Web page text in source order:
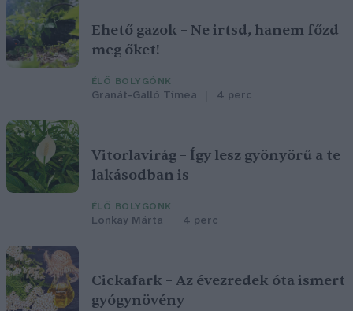
Ehető gazok – Ne irtsd, hanem főzd
meg őket!
ÉLŐ BOLYGÓNK
Granát-Galló Tímea 4 perc
Vitorlavirág – Így lesz gyönyörű a te
lakásodban is
ÉLŐ BOLYGÓNK
Lonkay Márta 4 perc
Cickafark – Az évezredek óta ismert
gyógynövény